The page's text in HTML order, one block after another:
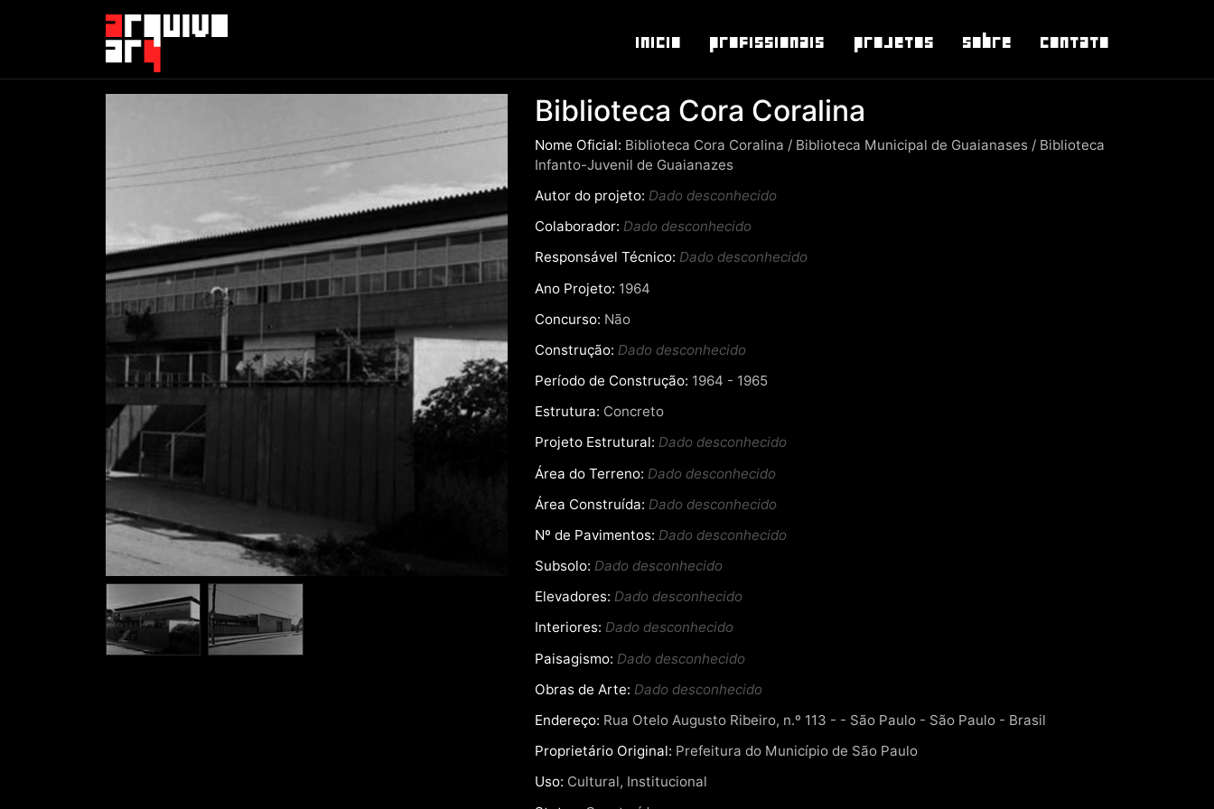
Inicio Profissionais Projetos Sobre Contato
Biblioteca Cora Coralina
Nome Oficial: Biblioteca Cora Coralina / Biblioteca Municipal de Guaianases / Biblioteca
Infanto-Juvenil de Guaianazes
Autor do projeto: Dado desconhecido
Colaborador: Dado desconhecido
Responsável Técnico: Dado desconhecido
Ano Projeto: 1964
Concurso: Não
Construção: Dado desconhecido
Período de Construção: 1964 - 1965
Estrutura: Concreto
Projeto Estrutural: Dado desconhecido
Área do Terreno: Dado desconhecido
Área Construída: Dado desconhecido
Nº de Pavimentos: Dado desconhecido
Subsolo: Dado desconhecido
Elevadores: Dado desconhecido
Interiores: Dado desconhecido
Paisagismo: Dado desconhecido
Obras de Arte: Dado desconhecido
Endereço: Rua Otelo Augusto Ribeiro, n.º 113 - - São Paulo - São Paulo - Brasil
Proprietário Original: Prefeitura do Município de São Paulo
Uso: Cultural, Institucional